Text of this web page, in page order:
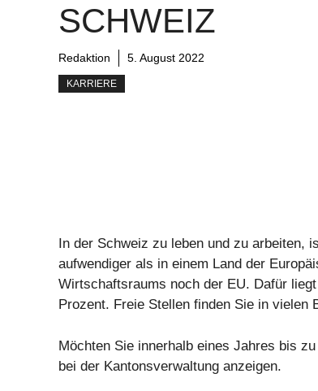
SCHWEIZ
Redaktion 5. August 2022
KARRIERE
In der Schweiz zu leben und zu arbeiten,
aufwendiger als in einem Land der
Wirtschaftsraums noch der EU. Dafür
Prozent. Freie Stellen finden Sie in vielen
Möchten Sie innerhalb eines Jahres bis
bei der Kantonsverwaltung anzeigen.